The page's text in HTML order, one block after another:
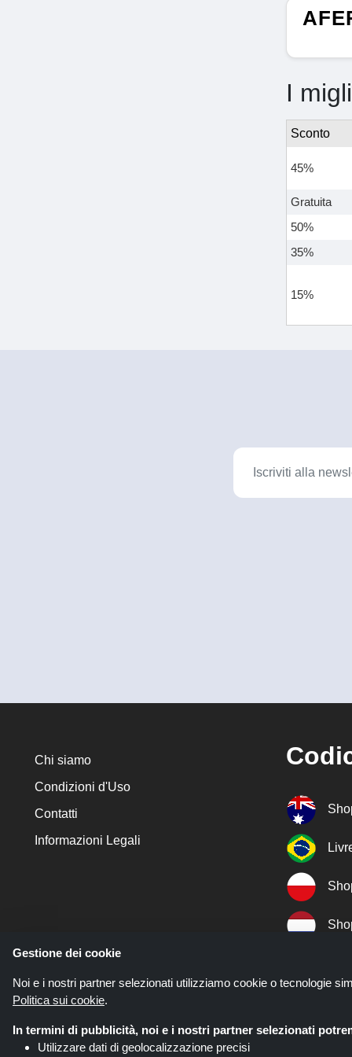
I
Sconto
45%
Gratuita
50%
35%
15%
Chi siamo
Condizioni d'Uso
Contatti
Informazioni Legali
Gestione dei cookie
Noi e i nostri partner selezionati utilizziamo cookie o tecnologie
Politica sui cookie.
In termini di pubblicità, noi e i nostri partner selezionati
Utilizzare dati di geolocalizzazione precisi